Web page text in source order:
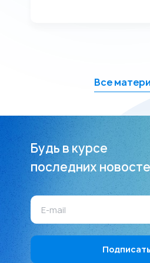
Все
Будь в курсе
последних